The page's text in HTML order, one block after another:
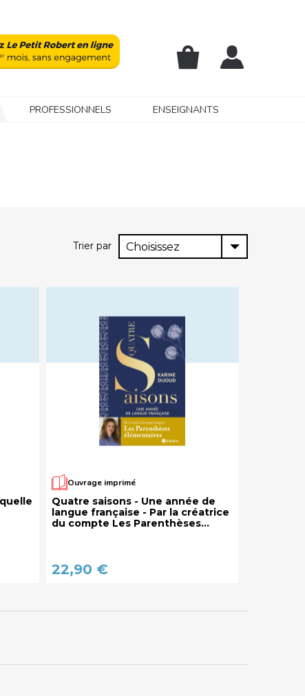
PROFESSIONNELS
ENSEIGNANTS
Trier par Choisissez
Ouvrage imprimé
Quatre saisons - Une année de
langue française - Par la créatrice
du compte Les Parenthèses
22,90 €